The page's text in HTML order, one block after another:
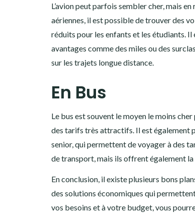
L’avion peut parfois sembler cher, mais
aériennes, il est possible de trouver des
réduits pour les enfants et les étudiants.
avantages comme des miles ou des
sur les trajets longue distance.
En Bus
Le bus est souvent le moyen le moins
des tarifs très attractifs. Il est également
senior, qui permettent de voyager à des
de transport, mais ils offrent également
En conclusion, il existe plusieurs bons
des solutions économiques qui
vos besoins et à votre budget, vous